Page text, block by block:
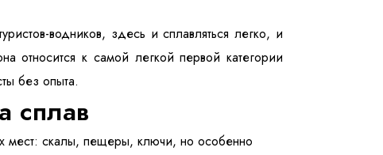
водников, здесь и сплавляться легко, и
относится к самой легкой первой категории
без опыта.
сплав
мест: скалы, пещеры, ключи, но особенно